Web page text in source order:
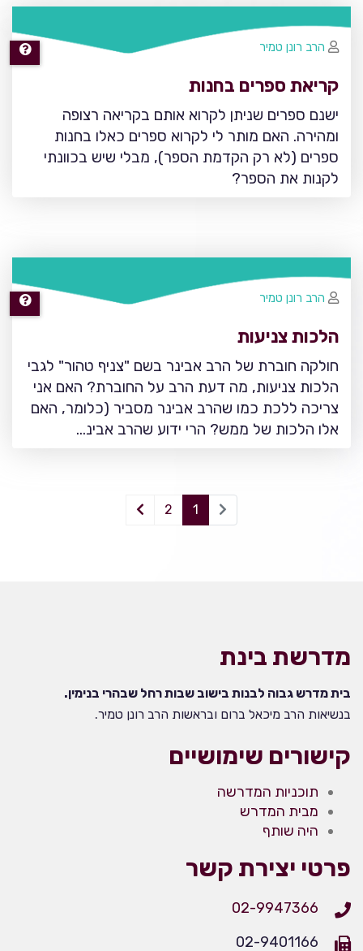
קריאת ספרים בחנות
ישנם ספרים שניתן לקרוא אותם בקריאה רצופה
ומהירה. האם מותר לי לקרוא ספרים כאלו בחנות
ספרים (לא רק הקדמת הספר), מבלי שיש בכוונתי
לקנות את הספר?
הרב רונן טמיר
הלכות צניעות
חולקה חוברת של הרב אבינר בשם "צניף טהור" לגבי
הלכות צניעות, מה דעת הרב על החוברת? האם אני
צריכה ללכת כמו שהרב אבינר מסביר (כלומר, האם
אלו הלכות של ממש? הרי ידוע שהרב אבינ…
הרב רונן טמיר
1
2
מדרשת בינת
בית מדרש גבוה לבנות בישוב שבות רחל שבהרי בנימין.
בנשיאות הרב מיכאל ברום ובראשות הרב רונן טמיר.
קישורים שימושיים
תוכניות המדרשה
מבית המדרש
היה שותף
פרטי יצירת קשר
02-9947366
02-9401166